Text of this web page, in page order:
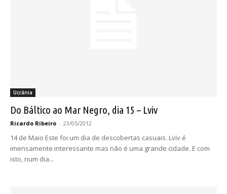
Ucrânia
Do Báltico ao Mar Negro, dia 15 – Lviv
Ricardo Ribeiro - 23/05/2012
14 de Maio Este foi um dia de descobertas casuais. Lviv é
imensamente interessante mas não é uma grande cidade. E com
isto, num dia...